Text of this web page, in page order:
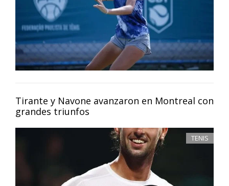
Tirante y Navone avanzaron en Montreal con
grandes triunfos
TENIS